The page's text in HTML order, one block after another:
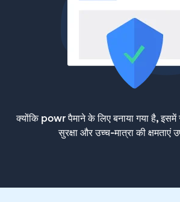
क्योंकि powr पैमाने के लिए बनाया गया है, इसमें
सुरक्षा और उच्च-मात्रा की क्षमताएं